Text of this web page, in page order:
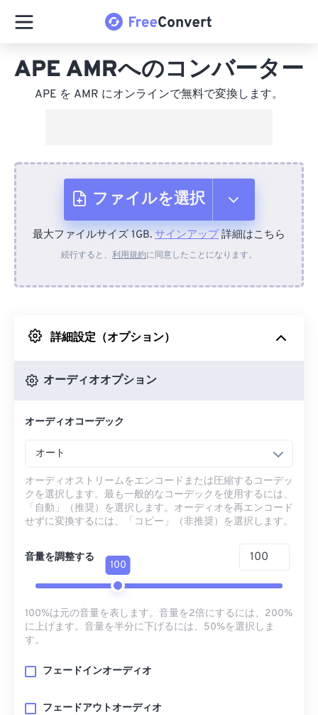
APE AMRへのコンバーター
APE を AMR にオンラインで無料で変換します。
ファイルを選択
デバイスから
Googleドライブから
最大ファイルサイズ 1GB. サインアップ詳細はこちら
続行すると、 利用規約に同意したことになります。
詳細設定（オプション）
オーディオオプション
オーディオコーデック
オート
オーディオストリームをエンコードまたは圧縮するコーデッ
クを選択します。最も一般的なコーデックを使用するには、
「自動」（推奨）を選択します。オーディオを再エンコード
せずに変換するには、「コピー」（非推奨）を選択します。
音量を調整する
100
100%は元の音量を表します。音量を2倍にするには、200%
に上げます。音量を半分に下げるには、50%を選択しま
す。
フェードインオーディオ
フェードアウトオーディオ